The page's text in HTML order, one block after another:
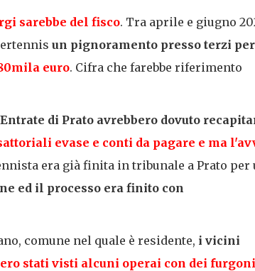
sarebbe del fisco. Tra aprile e giugno
un pignoramento presso terzi per
euro. Cifra che farebbe riferimento
di Prato avrebbero dovuto
evase e conti da pagare e ma
era già finita in tribunale a Prato per
ed il processo era finito con
comune nel quale è residente, i vicini
stati visti alcuni operai con dei furgoni